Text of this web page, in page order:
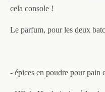
cela console !
Le parfum, pour les deux
- épices en poudre pour pain